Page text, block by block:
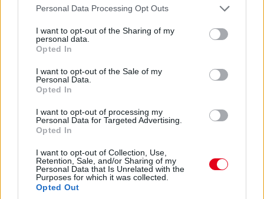
Please note that this website/app uses one or more Google
not limited to your visit or usage behaviour. You may click to
grant or deny consent to Google and its third-party tags to
use your data for below specified purposes in below Google
consent section.
Personal Data Processing Opt Outs
I want to opt-out of the Sharing of my
personal data.
Opted In
I want to opt-out of the Sale of my
Personal Data.
Opted In
I want to opt-out of processing my
Personal Data for Targeted Advertising.
Opted In
I want to opt-out of Collection, Use,
Retention, Sale, and/or Sharing of my
Personal Data that Is Unrelated with the
Purposes for which it was collected.
Opted Out
estek ki, de semmi jele nincs annak, hogy ez az autó még
megmozdulna. Maradtak 45-en.
Egyre közelebb az eső. Egyre-egyre közelebb.
Akárhogy számolom, a két WRT-nek még két-két
kiállása lesz, hacsak nem jön egy hosszabb megszakítás,
lassú zóna, safety car, vagy ilyesmi.